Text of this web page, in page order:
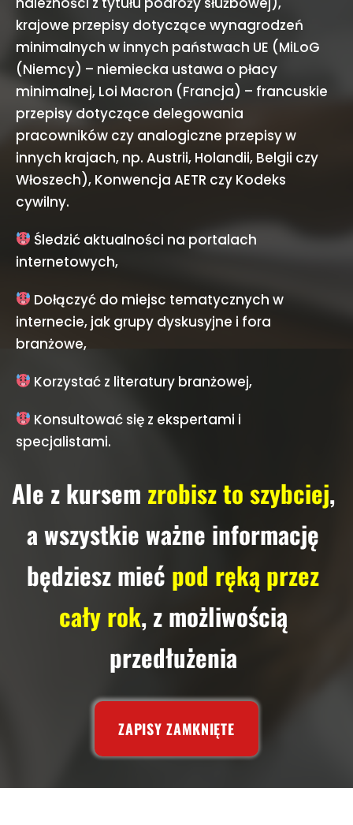
krajowe przepisy dotyczące wynagrodzeń
minimalnych w innych państwach UE (MiLoG
(Niemcy) – niemiecka ustawa o płacy
minimalnej, Loi Macron (Francja) – francuskie
przepisy dotyczące delegowania
pracowników czy analogiczne przepisy w
innych krajach, np. Austrii, Holandii, Belgii czy
Włoszech), Konwencja AETR czy Kodeks
cywilny.
Śledzić aktualności na portalach
internetowych,
Dołączyć do miejsc tematycznych w
internecie, jak grupy dyskusyjne i fora
branżowe,
Korzystać z literatury branżowej,
Konsultować się z ekspertami i
specjalistami.
Ale z kursem zrobisz to szybciej,
a wszystkie ważne informację
będziesz mieć pod ręką przez
cały rok, z możliwością
przedłużenia
ZAPISY ZAMKNIĘTE